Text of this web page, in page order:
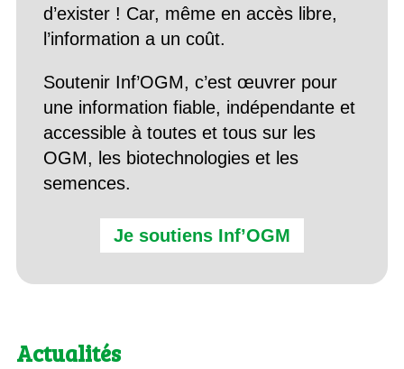
d’exister ! Car, même en accès libre,
l’information a un coût.
Soutenir Inf’OGM, c’est œuvrer pour
une information fiable, indépendante et
accessible à toutes et tous sur les
OGM, les biotechnologies et les
semences.
Je soutiens Inf’OGM
Actualités